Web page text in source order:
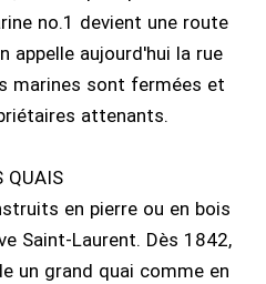
no.1 devient une route
appelle aujourd'hui la rue
marines sont fermées et
attenants.
QUAIS
en pierre ou en bois
Saint-Laurent. Dès 1842,
un grand quai comme en